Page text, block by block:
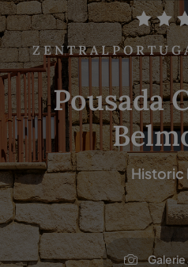
Pousada
Historic
Galerie